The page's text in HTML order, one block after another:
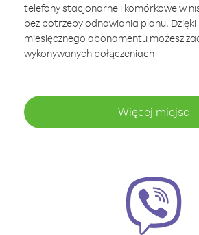
telefony stacjonarne i komórkowe w
bez potrzeby odnawiania planu.
miesięcznego abonamentu możesz
wykonywanych połączeniach
Więcej miejsc